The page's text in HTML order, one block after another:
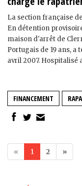
La section française
En détention
maison d'arrêt de
Portugais de 19 ans,
avril 2007. Hospitalisé
FINANCEMENT
« 1 2 »